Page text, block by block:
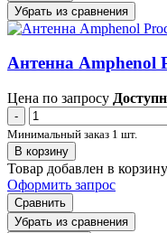
Убрать из сравнения
Антенна Amphenol
Цена по запросу
-
Минимальный заказ 1 шт.
В корзину
Товар добавлен в корзину
Оформить запрос
Сравнить
Убрать из сравнения